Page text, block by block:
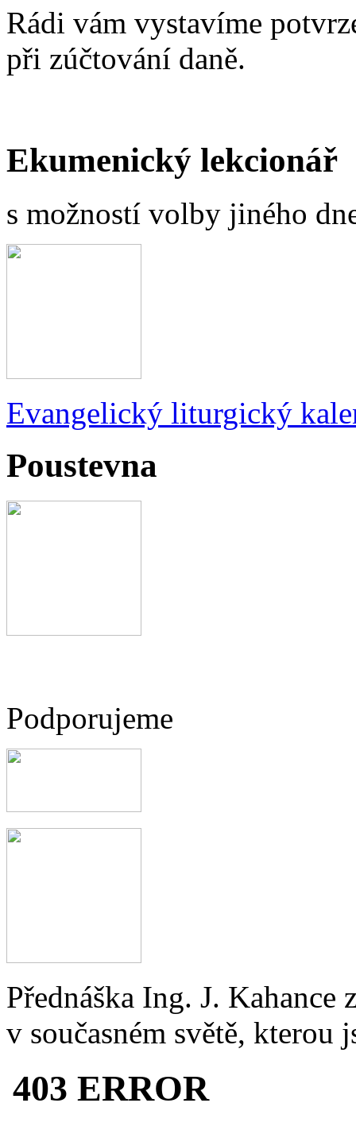
Rádi vám vystavíme
při zúčtování daně.
Ekumenický lekcionář
s možností volby jiného
Evangelický liturgický
Poustevna
Podporujeme
Přednáška Ing. J.
v současném světě, kterou